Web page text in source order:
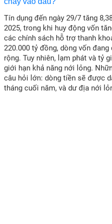
Tín dụng đến ngày 29/7 tăng
2025, trong khi huy động vốn
các chính sách hỗ trợ thanh
220.000 tỷ đồng, dòng vốn
rộng. Tuy nhiên, lạm phát và tỷ
giới hạn khả năng nới lỏng.
câu hỏi lớn: dòng tiền sẽ được
tháng cuối năm, và dư địa nới